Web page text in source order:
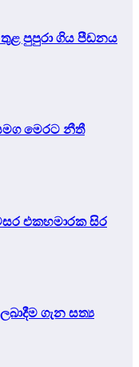
තුළ පුපුරා ගිය පීඩනය
මෙරට නීතී
එකහමාරක සිර
ගැන සත්‍ය